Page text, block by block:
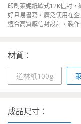
印刷萊妮紙歐式12K信封
好且易書寫，廣泛使用在
適合高質感信封設計，製
材質：
道林紙100g
成品尺寸：